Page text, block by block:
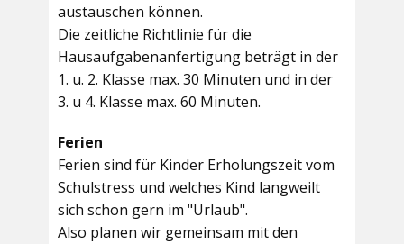
austauschen können.
Die zeitliche Richtlinie für die
Hausaufgabenanfertigung beträgt in der
1. u. 2. Klasse max. 30 Minuten und in der
3. u 4. Klasse max. 60 Minuten.
Ferien
Ferien sind für Kinder Erholungszeit vom
Schulstress und welches Kind langweilt
sich schon gern im "Urlaub".
Also planen wir gemeinsam mit den